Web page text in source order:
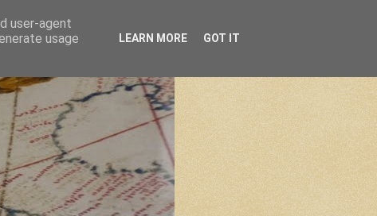
user-agent
usage
LEARN MORE GOT IT